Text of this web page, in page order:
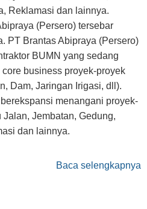
Reklamasi dan lainnya.
(Persero) tersebar
PT Brantas Abipraya (Persero)
BUMN yang sedang
business proyek-proyek
Dam, Jaringan Irigasi, dll).
menangani proyek-
Jembatan, Gedung,
dan lainnya.
Baca selengkapnya